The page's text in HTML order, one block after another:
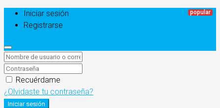
Iniciar sesión
Registrarse
Recuérdame
¿Olvidaste tu contraseña?
Iniciar sesión